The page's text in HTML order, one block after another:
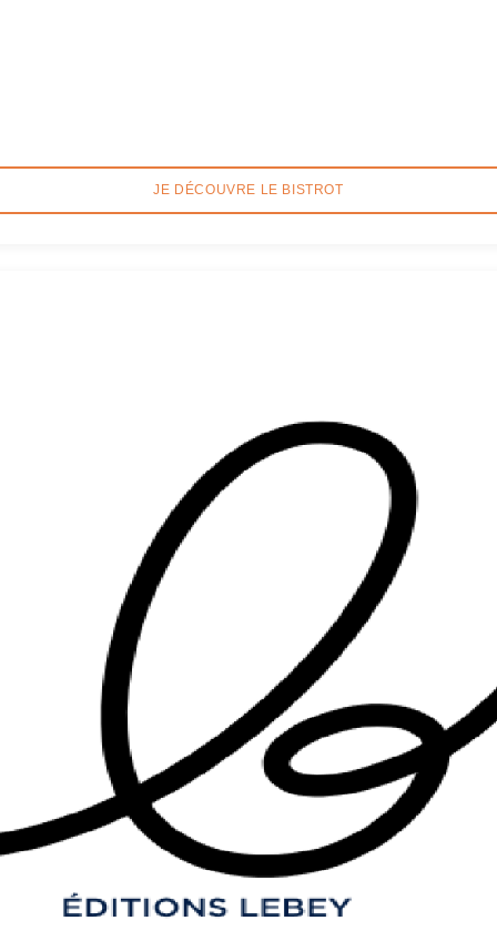
JE DÉCOUVRE LE BISTROT